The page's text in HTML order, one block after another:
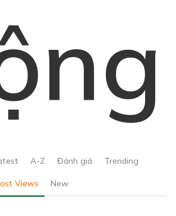
A-Z Đánh giá Trending
Views New